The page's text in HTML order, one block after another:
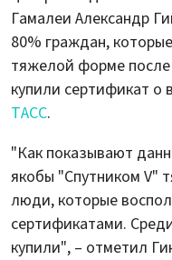
Гамалеи Александр
80% граждан,
тяжелой форме
купили сертификат о
ТАСС.
"Как показывают
якобы "Спутником V"
люди, которые
сертификатами.
купили", – отметил